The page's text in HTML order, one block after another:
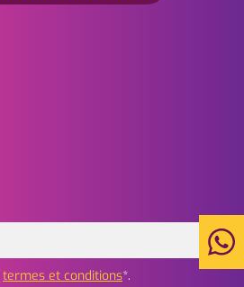
termes et conditions*.